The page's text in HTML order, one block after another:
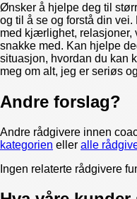
Ønsker å hjelpe deg til
og til å se og forstå din
med kjærlighet, relasjoner,
snakke med. Kan hjelpe
situasjon, hvordan du kan
meg om alt, jeg er seriøs
Andre forslag?
Andre rådgivere innen
kategorien eller alle
Ingen relaterte rådgivere